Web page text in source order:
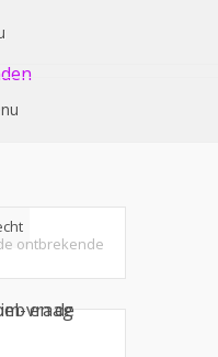
ontbrekende